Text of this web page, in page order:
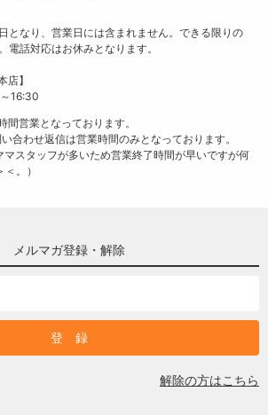
となり、営業日には含まれません。できる限りの
電話対応はお休みとなります。
】
16:30
営業となっております。
合わせ返信は営業時間のみとなっております。
マスタッフが多いため営業終了時間が早いですが何
。）
メルマガ登録・解除
解除の方はこちら